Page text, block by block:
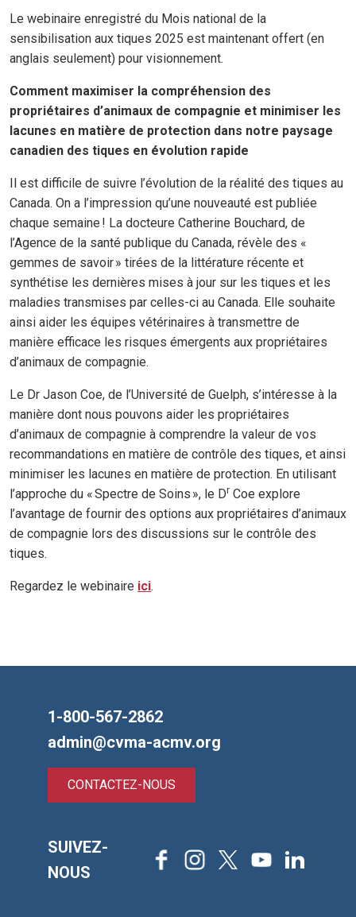
Le webinaire enregistré du Mois national de la
sensibilisation aux tiques 2025 est maintenant offert (en
anglais seulement) pour visionnement.
Comment maximiser la compréhension des
propriétaires d’animaux de compagnie et minimiser les
lacunes en matière de protection dans notre paysage
canadien des tiques en évolution rapide
Il est difficile de suivre l’évolution de la réalité des tiques au
Canada. On a l’impression qu’une nouveauté est publiée
chaque semaine ! La docteure Catherine Bouchard, de
l’Agence de la santé publique du Canada, révèle des «
gemmes de savoir » tirées de la littérature récente et
synthétise les dernières mises à jour sur les tiques et les
maladies transmises par celles-ci au Canada. Elle souhaite
ainsi aider les équipes vétérinaires à transmettre de
manière efficace les risques émergents aux propriétaires
d’animaux de compagnie.
Le Dr Jason Coe, de l’Université de Guelph, s’intéresse à la
manière dont nous pouvons aider les propriétaires
d’animaux de compagnie à comprendre la valeur de vos
recommandations en matière de contrôle des tiques, et ainsi
minimiser les lacunes en matière de protection. En utilisant
l’approche du « Spectre de Soins », le Dr Coe explore
l’avantage de fournir des options aux propriétaires d’animaux
de compagnie lors des discussions sur le contrôle des
tiques.
Regardez le webinaire ici.
1-800-567-2862
admin@cvma-acmv.org
CONTACTEZ-NOUS
SUIVEZ-
NOUS
FacebookInstagram
X YoutubeLinkedIn